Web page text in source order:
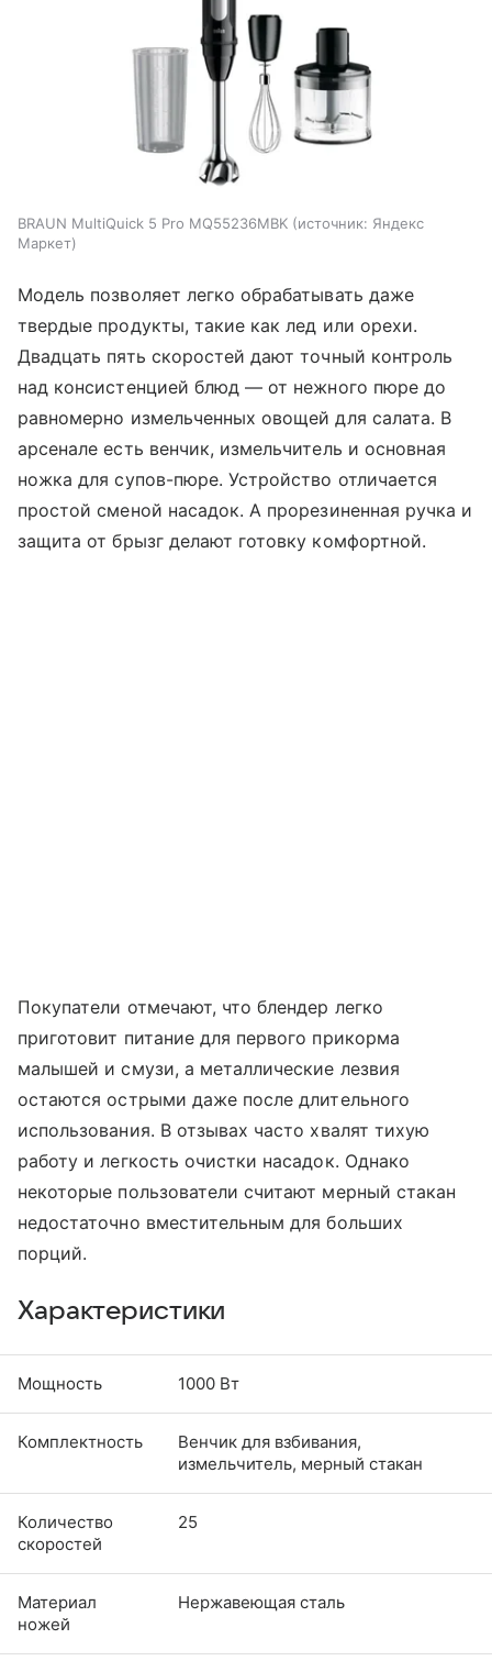
BRAUN MultiQuick 5 Pro MQ55236MBK источник: Яндекс
Маркет
Модель позволяет легко обрабатывать даже
твердые продукты, такие как лед или орехи.
Двадцать пять скоростей дают точный контроль
над консистенцией блюд — от нежного пюре до
равномерно измельченных овощей для салата. В
арсенале есть венчик, измельчитель и основная
ножка для супов-пюре. Устройство отличается
простой сменой насадок. А прорезиненная ручка и
защита от брызг делают готовку комфортной.
Покупатели отмечают, что блендер легко
приготовит питание для первого прикорма
малышей и смузи, а металлические лезвия
остаются острыми даже после длительного
использования. В отзывах часто хвалят тихую
работу и легкость очистки насадок. Однако
некоторые пользователи считают мерный стакан
недостаточно вместительным для больших
порций.
Характеристики
Мощность 1000 Вт
Комплектность
Венчик для взбивания,
измельчитель, мерный стакан
Количество
скоростей
25
Материал
ножей
Нержавеющая сталь